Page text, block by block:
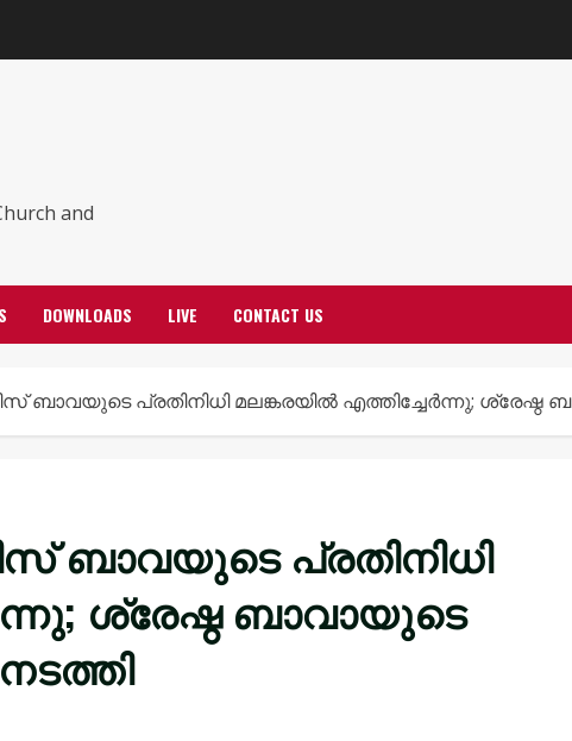
and
DOWNLOADS LIVE CONTACT US
ബാവയുടെ പ്രതിനിധി മലങ്കരയിൽ എത്തിച്ചേർന്നു;
ബാവയുടെ പ്രതിനിധി
ശ്രേഷ്ഠ ബാവായുടെ